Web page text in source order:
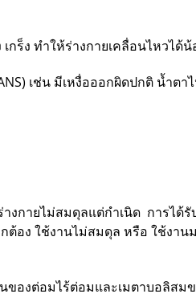
เกร็ง ทำให้ร่างกายเคลื่อนไหวได้น้
เช่น มีเหงื่อออกผิดปกติ น้ำต
างกายไม่สมดุลแต่กำเนิด การได้
อง ใช้งานไม่สมดุล หรือ ใช้งาน
ของต่อมไร้ต่อมและเมตาบอลิส